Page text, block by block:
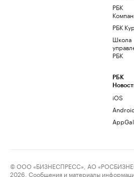
РБК
РБК
Школа
РБК
РБК
iOS
© ООО «БИЗНЕСПРЕСС», АО
2026. Сообщения и материалы